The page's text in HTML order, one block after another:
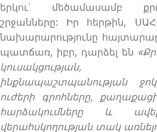
երկու` մեծամասամբ
շրջանները: Իր հերթին,
նախարարությունը
պատճառ, իբր, դարձել են «
կուսակցության
ինքնապաշտպանության
ուժերի
գրոհները,
հարձակումները
և
վերահսկողության տակ